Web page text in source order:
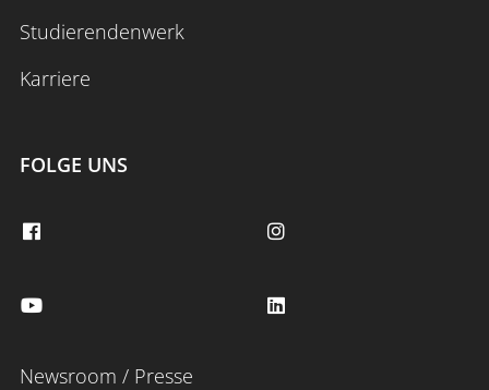
Studierendenwerk
Karriere
FOLGE UNS
Newsroom / Presse